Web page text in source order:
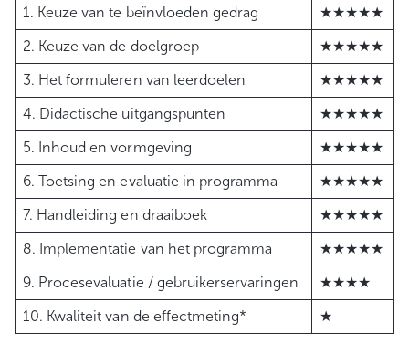
1. Keuze van te beïnvloeden gedrag
★★★★★
2. Keuze van de doelgroep
★★★★★
3. Het formuleren van leerdoelen
★★★★★
4. Didactische uitgangspunten
★★★★★
5. Inhoud en vormgeving
★★★★★
6. Toetsing en evaluatie in programma
★★★★★
7. Handleiding en draaiboek
★★★★★
8. Implementatie van het programma
★★★★★
9. Procesevaluatie / gebruikerservaringen
★★★★
10. Kwaliteit van de effectmeting*
★